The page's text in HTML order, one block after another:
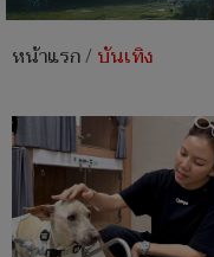
หน้าแรก/บันเทิง